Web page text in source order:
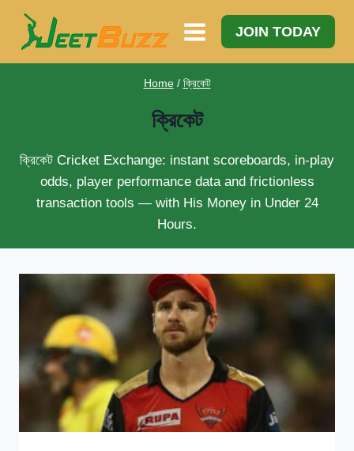
Skip
content
JOIN TODAY
Home / ক্রিকেট
ক্রিকেট
ক্রিকেট Cricket Exchange: instant scoreboards, in-play
odds, player performance data and frictionless
transaction tools — with His Money in Under 24
Hours.